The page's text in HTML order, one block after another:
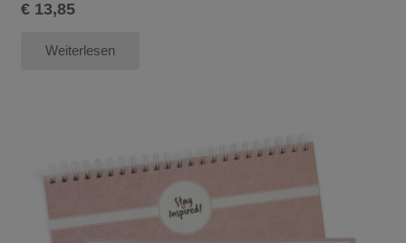
€13,85
Weiterlesen